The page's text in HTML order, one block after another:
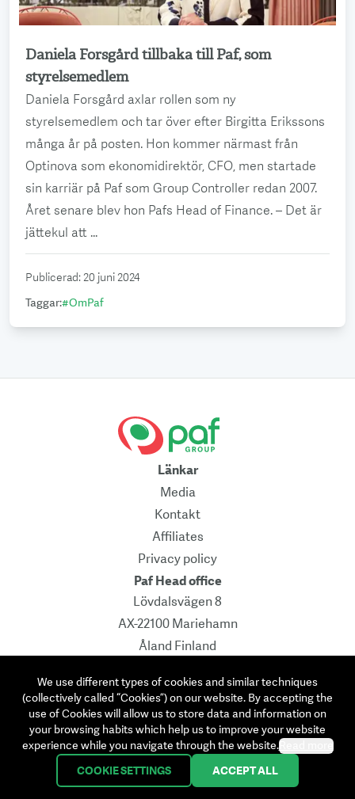
Daniela Forsgård tillbaka till Paf, som
styrelsemedlem
Daniela Forsgård axlar rollen som ny
styrelsemedlem och tar över efter Birgitta Erikssons
många år på posten. Hon kommer närmast från
Optinova som ekonomidirektör, CFO, men startade
sin karriär på Paf som Group Controller redan 2007.
Året senare blev hon Pafs Head of Finance. – Det är
jättekul att ...
Läs mer
Publicerad:20 juni 2024
Taggar:#OmPaf
Instagram
Facebook
Linkedin
Twitter
Länkar
Media
Kontakt
Affiliates
Privacy policy
Paf Head office
Lövdalsvägen 8
AX-22100 Mariehamn
Åland Finland
Contact
info@paf.com
2026 Ålands Penningautomatförening
We use different types of cookies and similar techniques
(collectively called “Cookies”) on our website. By accepting the
use of Cookies will allow us to store data and information on
your browsing habits which help us to improve your website
experience while you navigate through the website.Read more
COOKIE SETTINGS
ACCEPT ALL